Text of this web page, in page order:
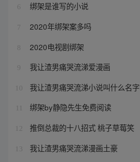
6 绑架是谁写的小说
7 2020年绑架案多吗
8 2020电视剧绑架
9 我让渣男痛哭流涕爱漫画
10 我让渣男痛哭流涕小说叫什么名字
绑架by静隐先生免费阅读
12 推倒总裁的十八招式 桃子草莓笑
13 我让渣男痛哭流涕漫画土豪